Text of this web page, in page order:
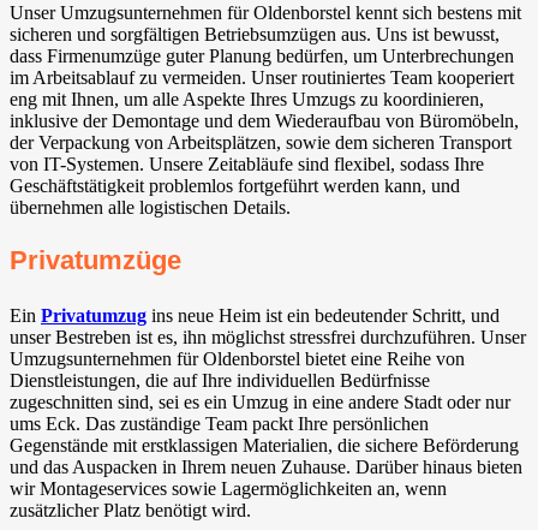
Unser Umzugsunternehmen für Oldenborstel kennt sich bestens mit
sicheren und sorgfältigen Betriebsumzügen aus. Uns ist bewusst,
dass Firmenumzüge guter Planung bedürfen, um Unterbrechungen
im Arbeitsablauf zu vermeiden. Unser routiniertes Team kooperiert
eng mit Ihnen, um alle Aspekte Ihres Umzugs zu koordinieren,
inklusive der Demontage und dem Wiederaufbau von Büromöbeln,
der Verpackung von Arbeitsplätzen, sowie dem sicheren Transport
von IT-Systemen. Unsere Zeitabläufe sind flexibel, sodass Ihre
Geschäftstätigkeit problemlos fortgeführt werden kann, und
übernehmen alle logistischen Details.
Privatumzüge
Ein Privatumzug ins neue Heim ist ein bedeutender Schritt, und
unser Bestreben ist es, ihn möglichst stressfrei durchzuführen. Unser
Umzugsunternehmen für Oldenborstel bietet eine Reihe von
Dienstleistungen, die auf Ihre individuellen Bedürfnisse
zugeschnitten sind, sei es ein Umzug in eine andere Stadt oder nur
ums Eck. Das zuständige Team packt Ihre persönlichen
Gegenstände mit erstklassigen Materialien, die sichere Beförderung
und das Auspacken in Ihrem neuen Zuhause. Darüber hinaus bieten
wir Montageservices sowie Lagermöglichkeiten an, wenn
zusätzlicher Platz benötigt wird.